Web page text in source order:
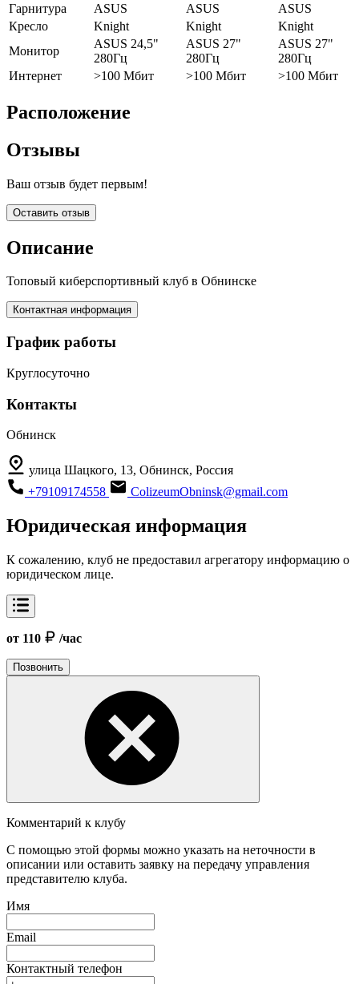
Гарнитура
ASUS ASUS
ASUS
Кресло
Knight Knight
Knight
Монитор
ASUS 24,5"
280Гц
ASUS 27"
280Гц
ASUS 27"
280Гц
Интернет
>100 Мбит >100 Мбит >100 Мбит
Расположение
Отзывы
Ваш отзыв будет первым!
Оставить отзыв
Описание
Топовый киберспортивный клуб в Обнинске
Контактная информация
График работы
Круглосуточно
Контакты
Обнинск
улица Шацкого, 13, Обнинск, Россия
+79109174558
ColizeumObninsk@gmail.com
Юридическая информация
К сожалению, клуб не предоставил агрегатору информацию о
юридическом лице.
от 110 /час
Позвонить
Комментарий к клубу
С помощью этой формы можно указать на неточности в
описании или оставить заявку на передачу управления
представителю клуба.
Имя
Email
Контактный телефон